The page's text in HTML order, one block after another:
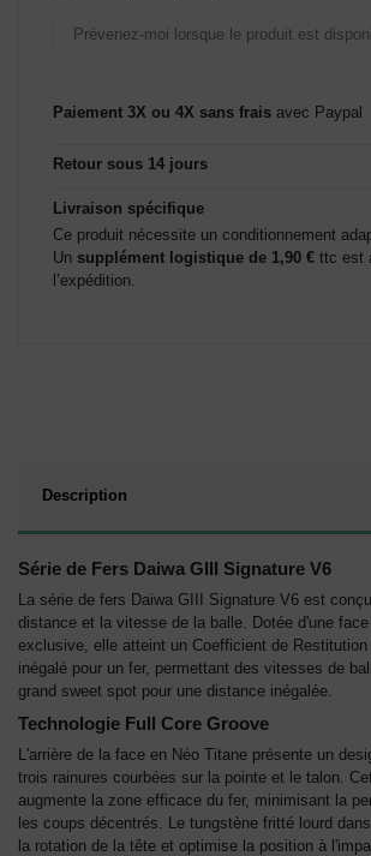
Paiement 3X ou 4X sans frais avec Paypal
Retour sous 14 jours
Livraison spécifique
Ce produit nécessite un conditionnement
Un supplément logistique de 1,90 € ttc est
l’expédition.
Description
Série de Fers Daiwa GIII Signature V6
La série de fers Daiwa GIII Signature V6 est
distance et la vitesse de la balle. Dotée d'une
exclusive, elle atteint un Coefficient de Restitution
inégalé pour un fer, permettant des vitesses de
grand sweet spot pour une distance inégalée.
Technologie Full Core Groove
L'arrière de la face en Néo Titane présente un
trois rainures courbées sur la pointe et le talon.
augmente la zone efficace du fer, minimisant la
les coups décentrés. Le tungstène fritté lourd
la rotation de la tête et optimise la position à